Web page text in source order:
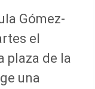
Gómez-
el
plaza de la
una